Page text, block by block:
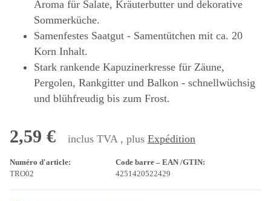
Aroma für Salate, Kräuterbutter und dekorative
Sommerküche.
Samenfestes Saatgut - Samentütchen mit ca. 20
Korn Inhalt.
Stark rankende Kapuzinerkresse für Zäune,
Pergolen, Rankgitter und Balkon - schnellwüchsig
und blühfreudig bis zum Frost.
2,59 € inclus TVA , plus Expédition
Numéro d'article:
TRO02
Code barre – EAN /GTIN:
4251420522429